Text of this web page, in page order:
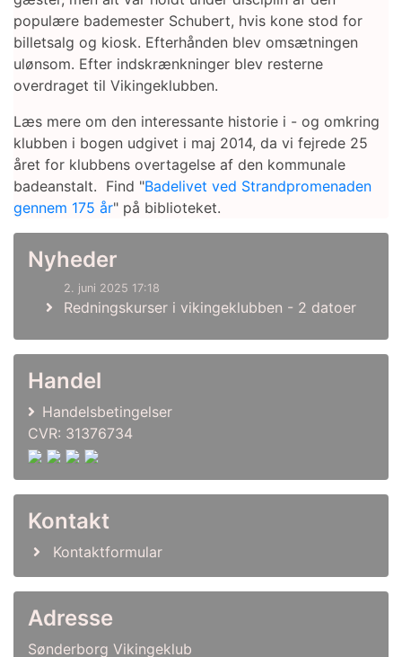
populære bademester Schubert, hvis kone stod for
billetsalg og kiosk. Efterhånden blev omsætningen
ulønsom. Efter indskrænkninger blev resterne
overdraget til Vikingeklubben.
Læs mere om den interessante historie i - og omkring
klubben i bogen udgivet i maj 2014, da vi fejrede 25
året for klubbens overtagelse af den kommunale
badeanstalt. Find "Badelivet ved Strandpromenaden
gennem 175 år" på biblioteket.
Nyheder
2. juni 2025 17:18
Redningskurser i vikingeklubben - 2 datoer
Handel
Handelsbetingelser
CVR: 31376734
Kontakt
Kontaktformular
Adresse
Sønderborg Vikingeklub